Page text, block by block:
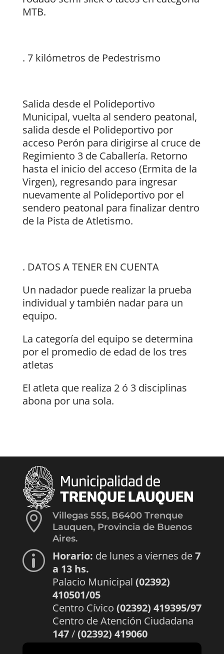
MTB.
. 7 kilómetros de Pedestrismo
Salida desde el Polideportivo
Municipal, vuelta al sendero peatonal,
salida desde el Polideportivo por
acceso Perón para dirigirse al cruce de
Regimiento 3 de Caballería. Retorno
hasta el inicio del acceso (Ermita de la
Virgen), regresando para ingresar
nuevamente al Polideportivo por el
sendero peatonal para finalizar dentro
de la Pista de Atletismo.
. DATOS A TENER EN CUENTA
Un nadador puede realizar la prueba
individual y también nadar para un
equipo.
La categoría del equipo se determina
por el promedio de edad de los tres
atletas
El atleta que realiza 2 ó 3 disciplinas
abona por una sola.

Villegas 555, B6400 Trenque
Lauquen, Provincia de Buenos
Aires.
p Horario: de lunes a viernes de7
a 13 hs.
Palacio Municipal (02392)
410501/05
Centro Cívico (02392) 419395/97
Centro de Atención Ciudadana
147/(02392) 419060